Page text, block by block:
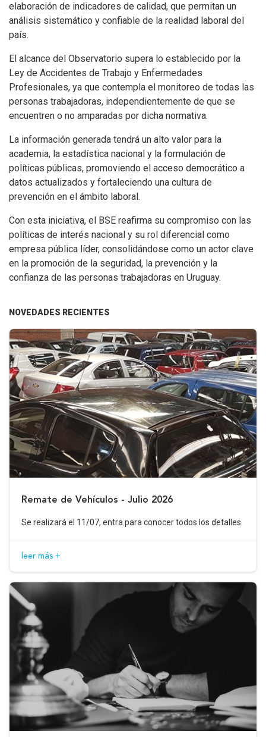
elaboración de indicadores de calidad, que permitan un
análisis sistemático y confiable de la realidad laboral del
país.
El alcance del Observatorio supera lo establecido por la
Ley de Accidentes de Trabajo y Enfermedades
Profesionales, ya que contempla el monitoreo de todas las
personas trabajadoras, independientemente de que se
encuentren o no amparadas por dicha normativa.
La información generada tendrá un alto valor para la
academia, la estadística nacional y la formulación de
políticas públicas, promoviendo el acceso democrático a
datos actualizados y fortaleciendo una cultura de
prevención en el ámbito laboral.
Con esta iniciativa, el BSE reafirma su compromiso con las
políticas de interés nacional y su rol diferencial como
empresa pública líder, consolidándose como un actor clave
en la promoción de la seguridad, la prevención y la
confianza de las personas trabajadoras en Uruguay.
NOVEDADES RECIENTES
Remate de Vehículos - Julio 2026
Se realizará el 11/07, entra para conocer todos los detalles.
leer más +